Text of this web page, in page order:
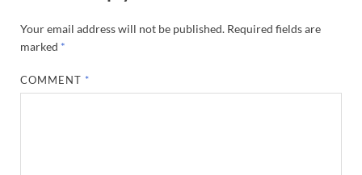
Your email address will not be published. Required fields are
marked *
COMMENT *